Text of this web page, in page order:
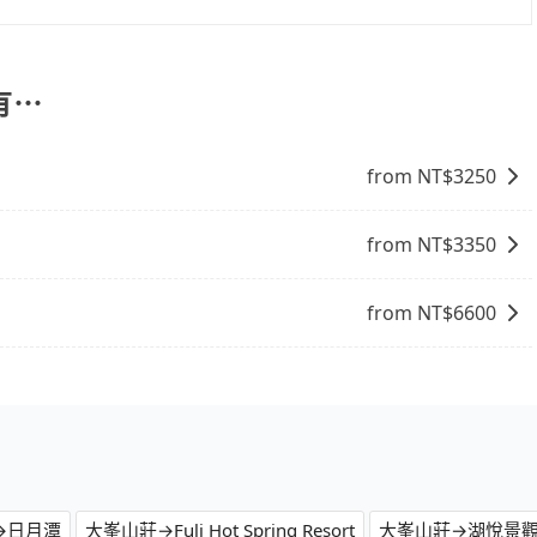
⋯
from NT$3250
from NT$3350
from NT$6600
月潭 大峯山莊→Fuli Hot Spring Resort 大峯山莊→湖悅景